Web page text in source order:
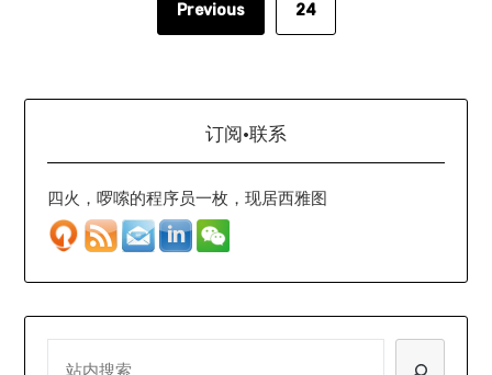
Previous 24
订阅·联系
四火，啰嗦的程序员一枚，现居西雅图